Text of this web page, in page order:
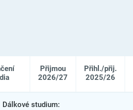
Přijmou
2026/27
Přihl./přij.
2025/26
Dálkové studium: